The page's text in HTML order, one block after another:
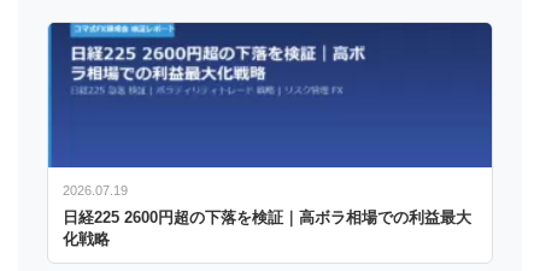
2026.07.19
日経225 2600円超の下落を検証｜高ボラ相場での利益最大
化戦略